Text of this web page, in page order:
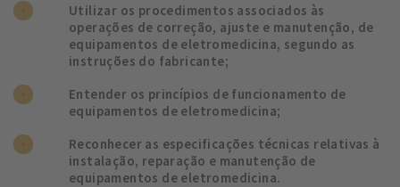
Utilizar os procedimentos associados às
operações de correção, ajuste e manutenção, de
equipamentos de eletromedicina, segundo as
instruções do fabricante;
Entender os princípios de funcionamento de
equipamentos de eletromedicina;
Reconhecer as especificações técnicas relativas à
instalação, reparação e manutenção de
equipamentos de eletromedicina.